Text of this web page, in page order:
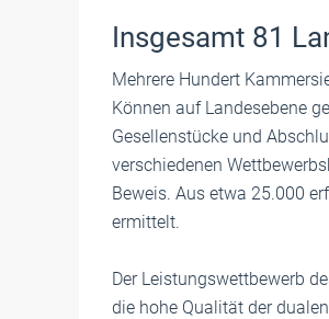
Insgesamt 81
Mehrere Hundert
Können auf Landesebene
Gesellenstücke und
verschiedenen
Beweis. Aus etwa 25.000
ermittelt.
Der Leistungswettbewerb
die hohe Qualität der